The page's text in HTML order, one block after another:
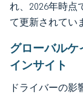
れ、2026年時点
て更新されてい
グローバルケ
インサイト
ドライバーの影